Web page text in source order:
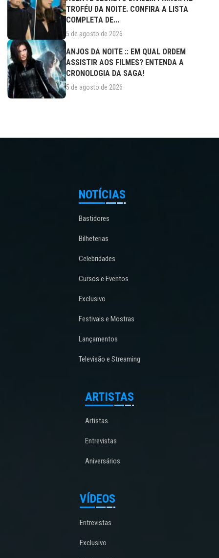
TROFÉU DA NOITE. CONFIRA A LISTA
COMPLETA DE...
5 de agosto de 2026
ANJOS DA NOITE :: EM QUAL ORDEM
ASSISTIR AOS FILMES? ENTENDA A
CRONOLOGIA DA SAGA!
5 de agosto de 2026
NOTÍCIAS
Bastidores
Bilheterias
Celebridades
Cursos e Eventos
Exclusivo
Festivais e Mostras
Lançamentos
Televisão e Streaming
ARTISTAS
Artistas
Entrevistas
Aniversários
VÍDEOS
Entrevistas
Exclusivo